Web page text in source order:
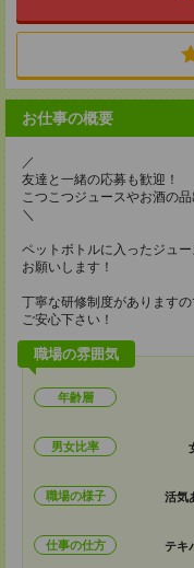
お仕事の概要
／
友達と一緒の応募も歓迎！
こつこつジュースやお酒の品
＼
ペットボトルに入ったジュ
お願いします！
丁寧な研修制度がありますの
ご安心下さい！
職場の雰囲気
年齢層
男女比率
職場の様子 活気
仕事の仕方 テキ